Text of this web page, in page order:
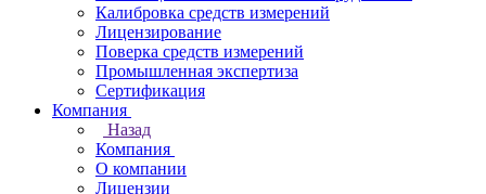
Калибровка средств измерений
Лицензирование
Поверка средств измерений
Промышленная экспертиза
Сертификация
Компания
Назад
Компания
О компании
Лицензии